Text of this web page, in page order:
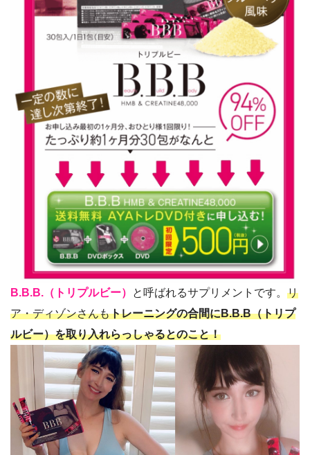
B.B.B.（トリプルビー） と呼ばれるサプリメントです。 リ
ア・ディゾンさんもトレーニングの合間にB.B.B（トリプ
ルビー）を取り入れらっしゃるとのこと！